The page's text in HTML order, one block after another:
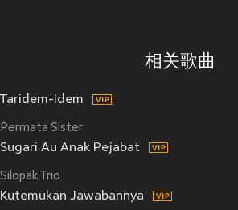
相关歌曲
Taridem-Idem
Permata Sister
Sugari Au Anak Pejabat
Silopak Trio
Kutemukan Jawabannya